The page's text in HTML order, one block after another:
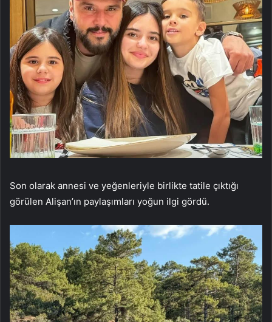
Son olarak annesi ve yeğenleriyle birlikte tatile çıktığı
görülen Alişan’ın paylaşımları yoğun ilgi gördü.